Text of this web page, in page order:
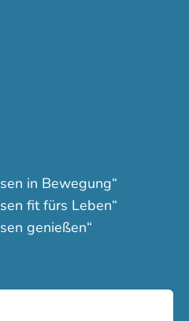
in Bewegung“
fit fürs Leben“
genießen“